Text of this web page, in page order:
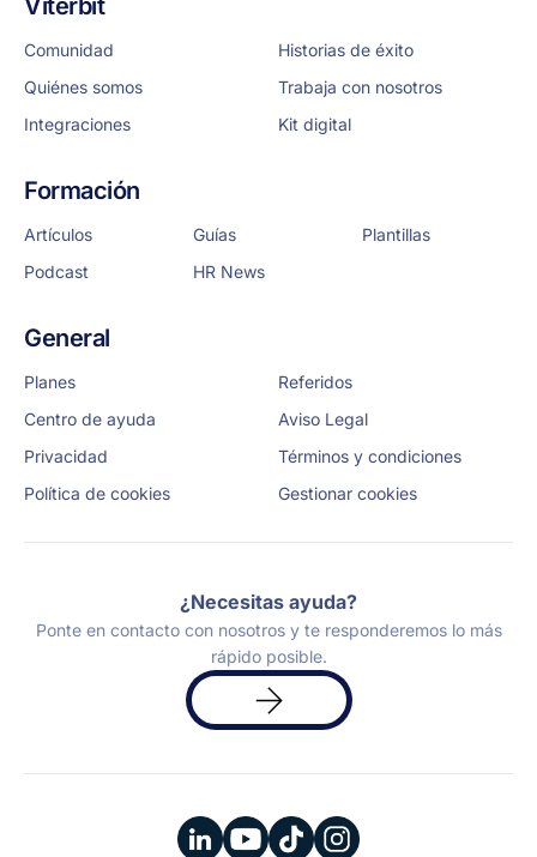
Viterbit
Comunidad
Historias de éxito
Quiénes somos
Trabaja con nosotros
Integraciones
Kit digital
Formación
Artículos Guías
Plantillas
Podcast
HR News
General
Planes
Referidos
Centro de ayuda
Aviso Legal
Privacidad
Términos y condiciones
Política de cookies
Gestionar cookies
¿Necesitas ayuda?
Ponte en contacto con nosotros y te responderemos lo más
rápido posible.
Solicita
una
demo